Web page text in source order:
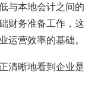
与本地会计之间的
财务准备工作，这
运营效率的基础。
清晰地看到企业是